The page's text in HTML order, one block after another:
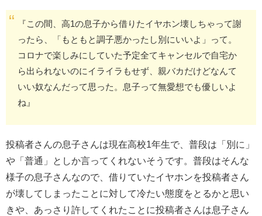
『この間、高1の息子から借りたイヤホン壊しちゃって謝
ったら、「もともと調子悪かったし別にいいよ」って。
コロナで楽しみにしていた予定全てキャンセルで自宅か
ら出られないのにイライラもせず、親バカだけどなんて
いい奴なんだって思った。息子って無愛想でも優しいよ
ね』
投稿者さんの息子さんは現在高校1年生で、普段は「別に」
や「普通」としか言ってくれないそうです。普段はそんな
様子の息子さんなので、借りていたイヤホンを投稿者さん
が壊してしまったことに対して冷たい態度をとるかと思い
きや、あっさり許してくれたことに投稿者さんは息子さん